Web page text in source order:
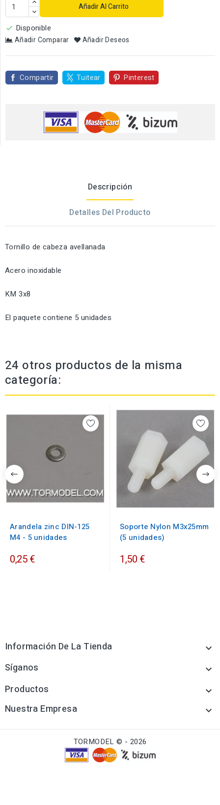
Añadir Al Carrito
 Disponible
Añadir Comparar Añadir Deseos
Compartir Tuitear Pinterest
Descripción
Detalles Del Producto
Tornillo de cabeza avellanada
Acero inoxidable
KM 3x8
El paquete contiene 5 unidades
24 otros productos de la misma
categoría:
Arandela zinc DIN-125
M4 - 5 unidades
0,25 €
Soporte Nylon M3x25mm
(5 unidades)
1,50 €
Información De La Tienda 
Síganos 
Productos 
Nuestra Empresa 
TORMODEL © - 2026